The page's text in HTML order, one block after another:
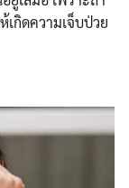
เกิดความเจ็บป่วย